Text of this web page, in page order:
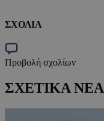
ΣΧΟΛΙΑ
Προβολή σχολίων
ΣΧΕΤΙΚΑ ΝΕΑ